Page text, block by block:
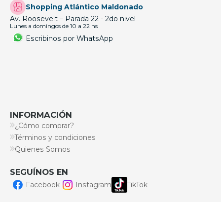
Shopping Atlántico Maldonado
Av. Roosevelt – Parada 22 - 2do nivel
Lunes a domingos de 10 a 22 hs
Escribinos por WhatsApp
INFORMACIÓN
¿Cómo comprar?
Términos y condiciones
Quienes Somos
SEGUÍNOS EN
Facebook Instagram TikTok